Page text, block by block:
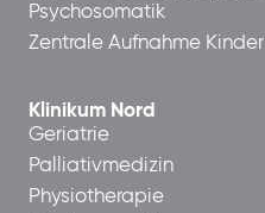
Psychosomatik
Zentrale Aufnahme Kinder
Klinikum Nord
Geriatrie
Palliativmedizin
Physiotherapie